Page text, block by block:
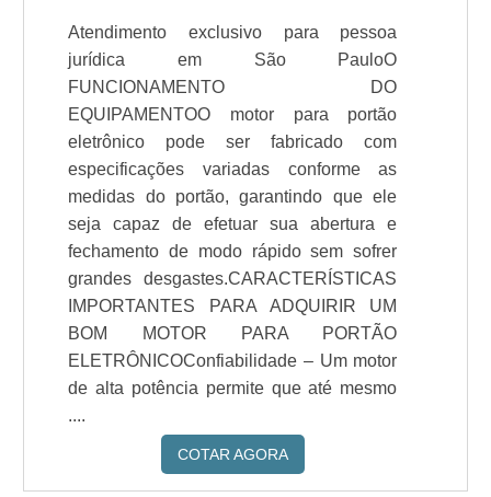
Atendimento exclusivo para pessoa
jurídica em São PauloO
FUNCIONAMENTO DO
EQUIPAMENTOO motor para portão
eletrônico pode ser fabricado com
especificações variadas conforme as
medidas do portão, garantindo que ele
seja capaz de efetuar sua abertura e
fechamento de modo rápido sem sofrer
grandes desgastes.CARACTERÍSTICAS
IMPORTANTES PARA ADQUIRIR UM
BOM MOTOR PARA PORTÃO
ELETRÔNICOConfiabilidade – Um motor
de alta potência permite que até mesmo
....
COTAR AGORA